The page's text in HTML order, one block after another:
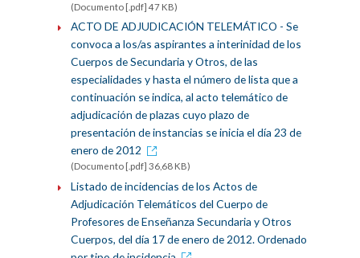
(Documento [.pdf] 47 KB)
ACTO DE ADJUDICACIÓN TELEMÁTICO - Se
convoca a los/as aspirantes a interinidad de los
Cuerpos de Secundaria y Otros, de las
especialidades y hasta el número de lista que a
continuación se indica, al acto telemático de
adjudicación de plazas cuyo plazo de
presentación de instancias se inicia el día 23 de
enero de 2012
(Documento [.pdf] 36,68 KB)
Listado de incidencias de los Actos de
Adjudicación Telemáticos del Cuerpo de
Profesores de Enseñanza Secundaria y Otros
Cuerpos, del día 17 de enero de 2012. Ordenado